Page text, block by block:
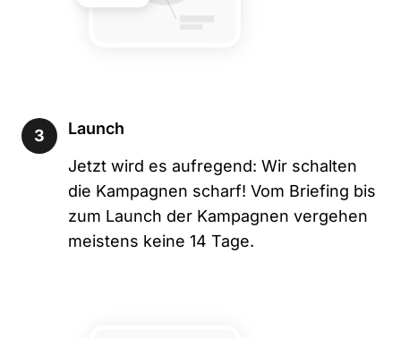
3
Launch
Jetzt wird es aufregend: Wir schalten
die Kampagnen scharf! Vom Briefing bis
zum Launch der Kampagnen vergehen
meistens keine 14 Tage.